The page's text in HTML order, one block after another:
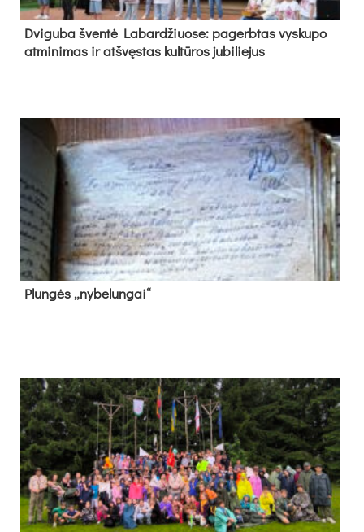
Dvi­gu­ba šven­tė La­bar­džiuo­se: pa­gerb­tas vys­ku­po
at­mi­ni­mas ir at­švęs­tas kul­tū­ros ju­bi­lie­jus
Plun­gės „ny­be­lun­gai“